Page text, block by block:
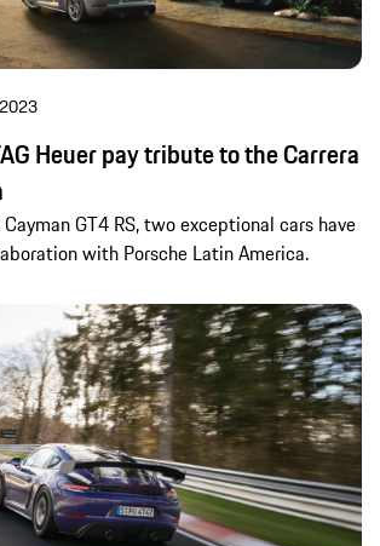
Heuer pay tribute to the Carrera
GT4 RS, two exceptional cars have
with Porsche Latin America.